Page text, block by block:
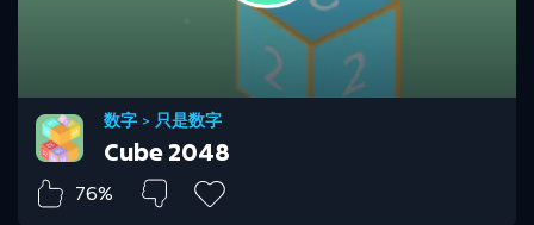
数字 > 只是数字
Cube 2048
76%